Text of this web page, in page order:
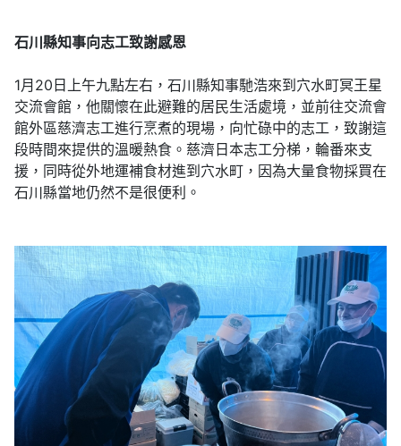
石川縣知事向志工致謝感恩
1月20日上午九點左右，石川縣知事馳浩來到穴水町冥王星
交流會館，他關懷在此避難的居民生活處境，並前往交流會
館外區慈濟志工進行烹煮的現場，向忙碌中的志工，致謝這
段時間來提供的溫暖熱食。慈濟日本志工分梯，輪番來支
援，同時從外地運補食材進到穴水町，因為大量食物採買在
石川縣當地仍然不是很便利。